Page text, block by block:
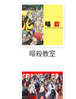
暗殺教室